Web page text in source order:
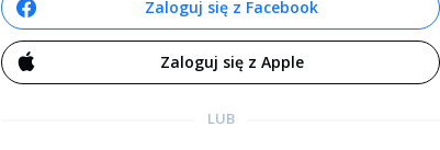
Zaloguj się z Facebook
Zaloguj się z Apple
LUB